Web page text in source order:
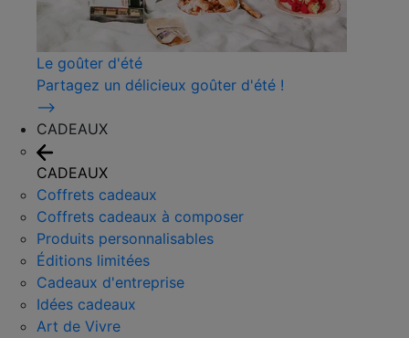
Le goûter d'été
Partagez un délicieux goûter d'été !
⟶
CADEAUX
CADEAUX
Coffrets cadeaux
Coffrets cadeaux à composer
Produits personnalisables
Éditions limitées
Cadeaux d'entreprise
Idées cadeaux
Art de Vivre